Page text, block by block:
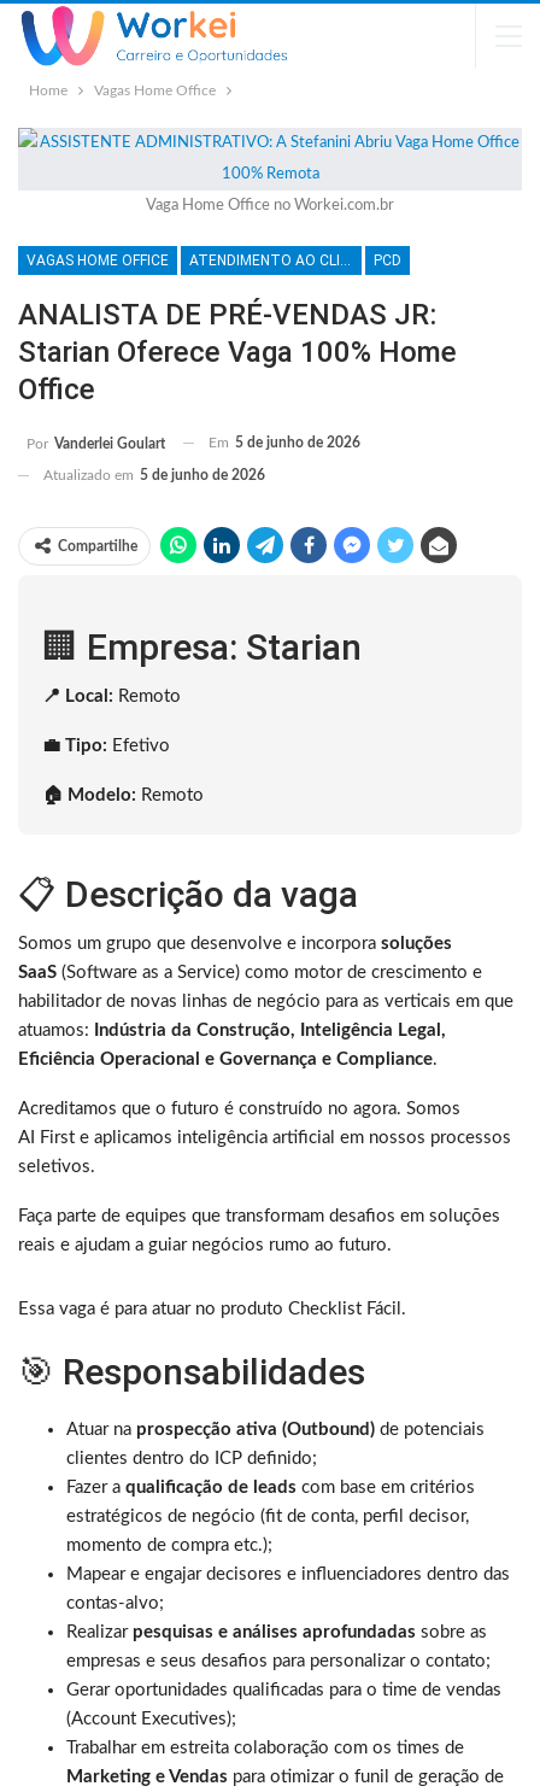
Home Vagas Home Office
Vaga Home Office no Workei.com.br
VAGAS HOME OFFICE ATENDIMENTO AO CLIENTE PCD
ANALISTA DE PRÉ-VENDAS JR:
Starian Oferece Vaga 100% Home
Office
Por Vanderlei Goulart Em 5 de junho de 2026
Atualizado em 5 de junho de 2026
Compartilhe
🏢 Empresa: Starian
📍 Local: Remoto
💼 Tipo: Efetivo
🏠 Modelo: Remoto
📋 Descrição da vaga
Somos um grupo que desenvolve e incorpora soluções
SaaS (Software as a Service) como motor de crescimento e
habilitador de novas linhas de negócio para as verticais em que
atuamos:
Indústria da Construção, Inteligência Legal,
Eficiência Operacional e Governança e Compliance.
Acreditamos que o futuro é construído no agora. Somos
AI First e aplicamos inteligência artificial em nossos processos
seletivos.
Faça parte de equipes que transformam desafios em soluções
reais e ajudam a guiar negócios rumo ao futuro.
Essa vaga é para atuar no produto Checklist Fácil.
🎯 Responsabilidades
Atuar na prospecção ativa (Outbound) de potenciais
clientes dentro do ICP definido;
Fazer a qualificação de leads com base em critérios
estratégicos de negócio (fit de conta, perfil decisor,
momento de compra etc.);
Mapear e engajar decisores e influenciadores dentro das
contas-alvo;
Realizar pesquisas e análises aprofundadas sobre as
empresas e seus desafios para personalizar o contato;
Gerar oportunidades qualificadas para o time de vendas
(Account Executives);
Trabalhar em estreita colaboração com os times de
Marketing e Vendas para otimizar o funil de geração de